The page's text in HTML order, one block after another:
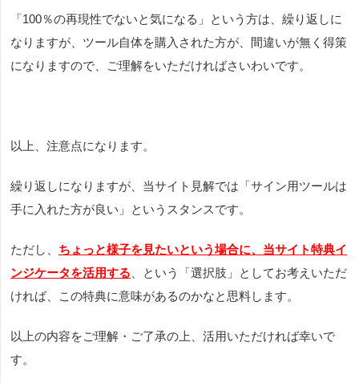
「100％の再現性でないと気になる」という方は、繰り返しに
なりますが、ツール自体を購入された方が、間違いが無く得策
になりますので、ご理解をいただければさいわいです。
以上、注意点になります。
繰り返しになりますが、当サイト見解では「サイン用ツールは
手に入れた方が良い」というスタンスです。
ただし、 ちょっと様子を見たいという場合に、当サイト特典イ
ンジケータを活用する 、という「選択肢」としてお考えいただ
ければ、この特典に意味があるのかなと思料します。
以上の内容をご理解・ご了承の上、活用いただければ幸いで
す。